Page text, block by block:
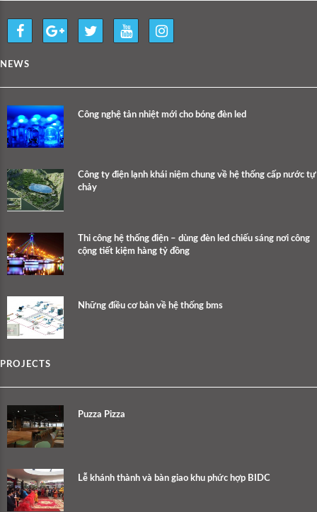
NEWS
Công nghệ tản nhiệt mới cho bóng đèn led
Công ty điện lạnh khái niệm chung về hệ thống cấp nước tự
chảy
Thi công hệ thống điện – dùng đèn led chiếu sáng nơi công
cộng tiết kiệm hàng tỷ đồng
Những điều cơ bản về hệ thống bms
PROJECTS
Puzza Pizza
Lễ khánh thành và bàn giao khu phức hợp BIDC